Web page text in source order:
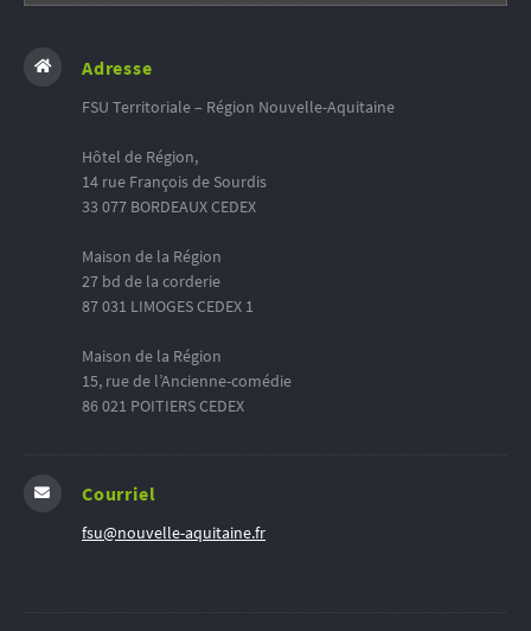
Adresse
FSU Territoriale – Région Nouvelle-Aquitaine
Hôtel de Région,
14 rue François de Sourdis
33 077 BORDEAUX CEDEX
Maison de la Région
27 bd de la corderie
87 031 LIMOGES CEDEX 1
Maison de la Région
15, rue de l’Ancienne-comédie
86 021 POITIERS CEDEX
Courriel
fsu@nouvelle-aquitaine.fr